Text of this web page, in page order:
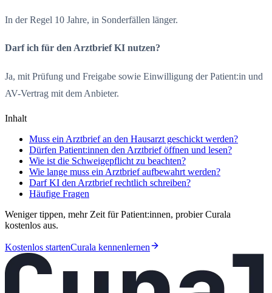
In der Regel 10 Jahre, in Sonderfällen länger.
Darf ich für den Arztbrief KI nutzen?
Ja, mit Prüfung und Freigabe sowie Einwilligung der Patient:in und
AV-Vertrag mit dem Anbieter.
Inhalt
Muss ein Arztbrief an den Hausarzt geschickt werden?
Dürfen Patient:innen den Arztbrief öffnen und lesen?
Wie ist die Schweigepflicht zu beachten?
Wie lange muss ein Arztbrief aufbewahrt werden?
Darf KI den Arztbrief rechtlich schreiben?
Häufige Fragen
Weniger tippen, mehr Zeit für Patient:innen, probier Curala
kostenlos aus.
Kostenlos startenCurala kennenlernen